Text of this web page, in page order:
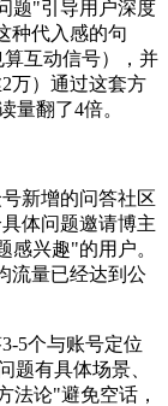
题"引导用户深度
种代入感的句
互动信号），并
万）通过这套方
量翻了4倍。
新增的问答社区
体问题邀请博主
感兴趣"的用户。
流量已经达到公
5个与账号定位
题有具体场景、
法论"避免空话，